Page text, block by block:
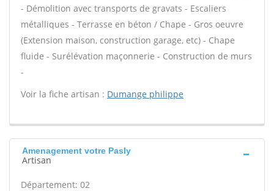
- Démolition avec transports de gravats - Escaliers
métalliques - Terrasse en béton / Chape - Gros oeuvre
(Extension maison, construction garage, etc) - Chape
fluide - Surélévation maçonnerie - Construction de murs
-
Voir la fiche artisan : Dumange philippe
Amenagement votre Pasly
Artisan
Département: 02